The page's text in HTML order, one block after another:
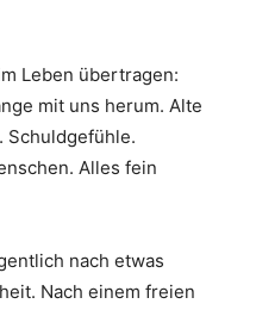
Leben übertragen:
mit uns herum. Alte
Schuldgefühle.
Alles fein
nach etwas
Nach einem freien